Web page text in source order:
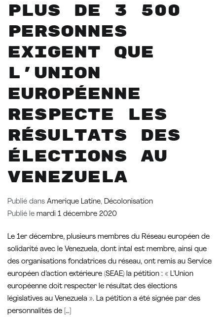
Plus de 3 500
personnes
exigent que
l’Union
européenne
respecte les
résultats des
élections au
Venezuela
Publié dans Amerique Latine, Décolonisation
Publié le mardi 1 décembre 2020
Le 1er décembre, plusieurs membres du Réseau européen de
solidarité avec le Venezuela, dont intal est membre, ainsi que
des organisations fondatrices du réseau, ont remis au Service
européen d’action extérieure (SEAE) la pétition : « L’Union
européenne doit respecter le résultat des élections
législatives au Venezuela ». La pétition a été signée par des
personnalités de […]